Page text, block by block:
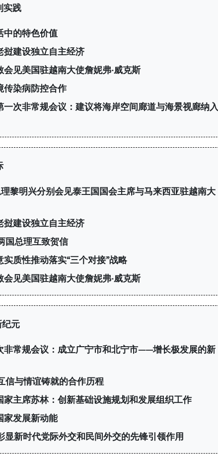
实践
中的特色价值
挝建设独立自主经济
见美国驻越南大使詹妮弗·威克斯
传染病防控合作
一次非常规会议：建议将海岸空间廊道与海景视廊纳入
黎明兴分别会见泰王国国会主席与马来西亚驻越南大
挝建设独立自主经济
国总理互致贺信
质性推动落实“三个对接”战略
见美国驻越南大使詹妮弗·威克斯
元
非常规会议：成立广宁市和北宁市——增长极发展的新
信与情谊铸就的合作历程
家主席苏林：创新基础设施规划和发展组织工作
家发展新动能
显新时代党际外交和民间外交的先锋引领作用